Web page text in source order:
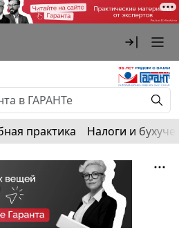
практика Налоги и